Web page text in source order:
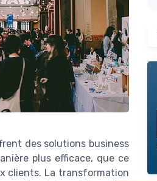
des solutions business
plus efficace, que ce
clients. La transformation